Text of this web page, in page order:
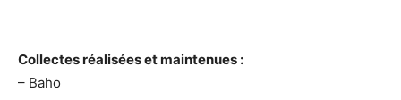
Collectes réalisées et maintenues :
– Baho